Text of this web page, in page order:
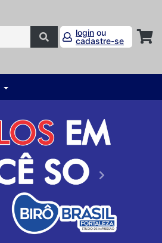
login ou
cadastre-se